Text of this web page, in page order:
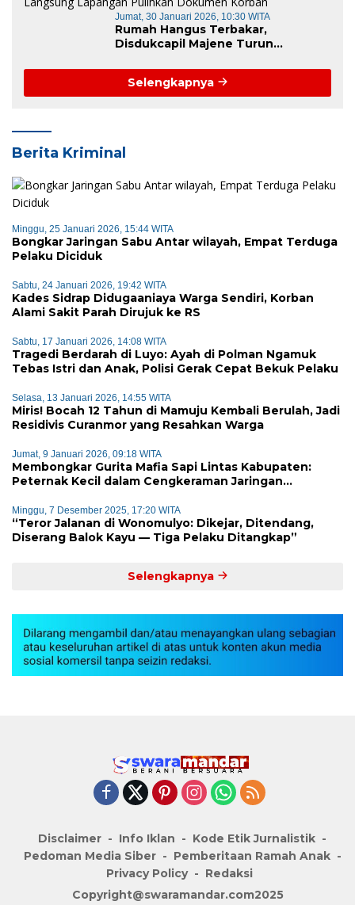
Jumat, 30 Januari 2026, 10:30 WITA
Rumah Hangus Terbakar,
Disdukcapil Majene Turun
Dokumen Korban
Selengkapnya
Berita Kriminal
Minggu, 25 Januari 2026, 15:44 WITA
Bongkar Jaringan Sabu Antar wilayah, Empat Terduga
Pelaku Diciduk
Sabtu, 24 Januari 2026, 19:42 WITA
Kades Sidrap Didugaaniaya Warga Sendiri, Korban
Alami Sakit Parah Dirujuk ke RS
Sabtu, 17 Januari 2026, 14:08 WITA
Tragedi Berdarah di Luyo: Ayah di Polman Ngamuk
Tebas Istri dan Anak, Polisi Gerak Cepat Bekuk Pelaku
Selasa, 13 Januari 2026, 14:55 WITA
Miris! Bocah 12 Tahun di Mamuju Kembali Berulah, Jadi
Residivis Curanmor yang Resahkan Warga
Jumat, 9 Januari 2026, 09:18 WITA
Membongkar Gurita Mafia Sapi Lintas Kabupaten:
Peternak Kecil dalam Cengkeraman Jaringan
Minggu, 7 Desember 2025, 17:20 WITA
“Teror Jalanan di Wonomulyo: Dikejar, Ditendang,
Diserang Balok Kayu — Tiga Pelaku Ditangkap”
Selengkapnya
Disclaimer Info Iklan
Kode Etik Jurnalistik
Pedoman Media Siber
Pemberitaan Ramah Anak
Privacy Policy
Redaksi
Copyright@swaramandar.com2025